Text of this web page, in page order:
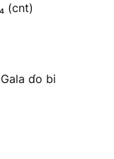
(cnt)
ɗo bi